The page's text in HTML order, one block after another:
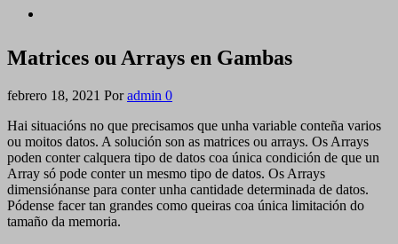
Matrices ou Arrays en Gambas
febrero 18, 2021 Por admin 0
Hai situacións no que precisamos que unha variable conteña varios
ou moitos datos. A solución son as matrices ou arrays. Os Arrays
poden conter calquera tipo de datos coa única condición de que un
Array só pode conter un mesmo tipo de datos. Os Arrays
dimensiónanse para conter unha cantidade determinada de datos.
Pódense facer tan grandes como queiras coa única limitación do
tamaño da memoria.